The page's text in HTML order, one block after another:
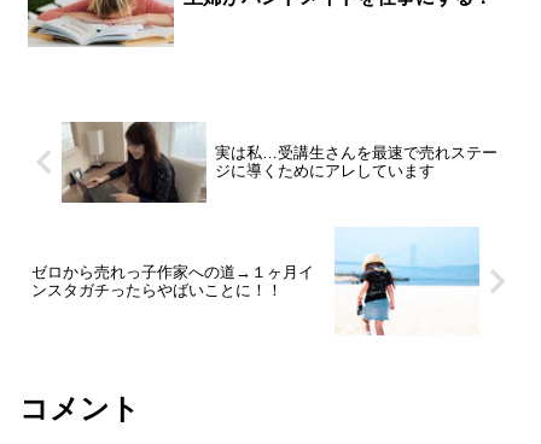
実は私…受講生さんを最速で売れステー
ジに導くためにアレしています
ゼロから売れっ子作家への道→１ヶ月イ
ンスタガチったらやばいことに！！
コメント